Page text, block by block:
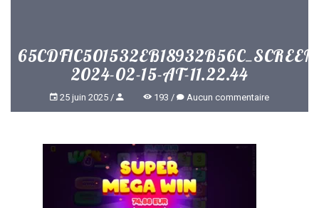
2024-02-15-AT-11.22.44
25 juin 2025 193 Aucun commentaire